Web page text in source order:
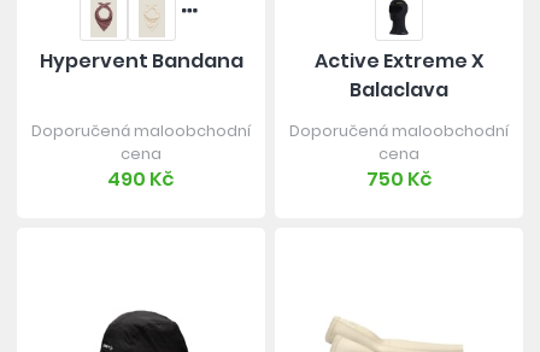
Hypervent Bandana
Doporučená maloobchodní
cena
490 Kč
Active Extreme X
Balaclava
Doporučená maloobchodní
cena
750 Kč